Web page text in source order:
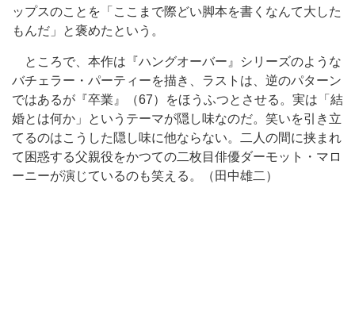
ップスのことを「ここまで際どい脚本を書くなんて大した
もんだ」と褒めたという。
ところで、本作は『ハングオーバー』シリーズのような
バチェラー・パーティーを描き、ラストは、逆のパターン
ではあるが『卒業』（67）をほうふつとさせる。実は「結
婚とは何か」というテーマが隠し味なのだ。笑いを引き立
てるのはこうした隠し味に他ならない。二人の間に挟まれ
て困惑する父親役をかつての二枚目俳優ダーモット・マロ
ーニーが演じているのも笑える。（田中雄二）